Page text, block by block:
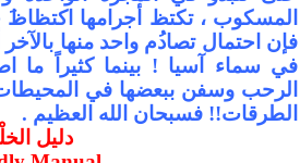
المسكوب ، تكتظ أجرامها اكتظاظ
فإن احتمال تصادم واحد منها
في سماء آسيا ! بينما كثيراً
الرحب وسفن ببعضها في
الطرقات!! فسبحان الله العظيم .
دليل